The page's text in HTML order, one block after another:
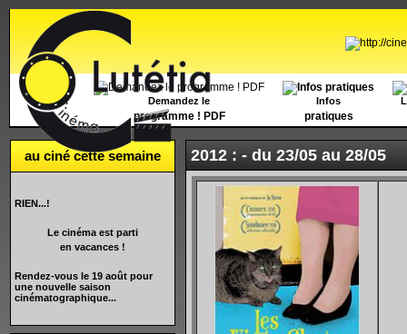
Accueil Demandez le
programme ! PDF
Infos
pratiques
au ciné cette semaine
RIEN...!
Le cinéma est parti
en vacances !
Rendez-vous le 19 août pour
une nouvelle saison
cinématographique...
2012 : - du 23/05 au 28/05